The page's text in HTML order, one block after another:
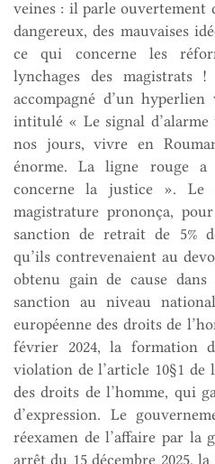
veines : il parle ouvertement
dangereux, des mauvaises
ce qui concerne les
lynchages des
accompagné d’un
intitulé « Le signal
nos jours, vivre en
énorme. La ligne rouge
concerne la justice ». Le
magistrature prononça,
sanction de retrait de 5%
qu’ils contrevenaient au
obtenu gain de cause
sanction au niveau
européenne des droits de
février 2024, la formation
violation de l’article 10§1 de
des droits de l’homme, qui
d’expression. Le
réexamen de l’affaire par la
arrêt du 15 décembre 2025,